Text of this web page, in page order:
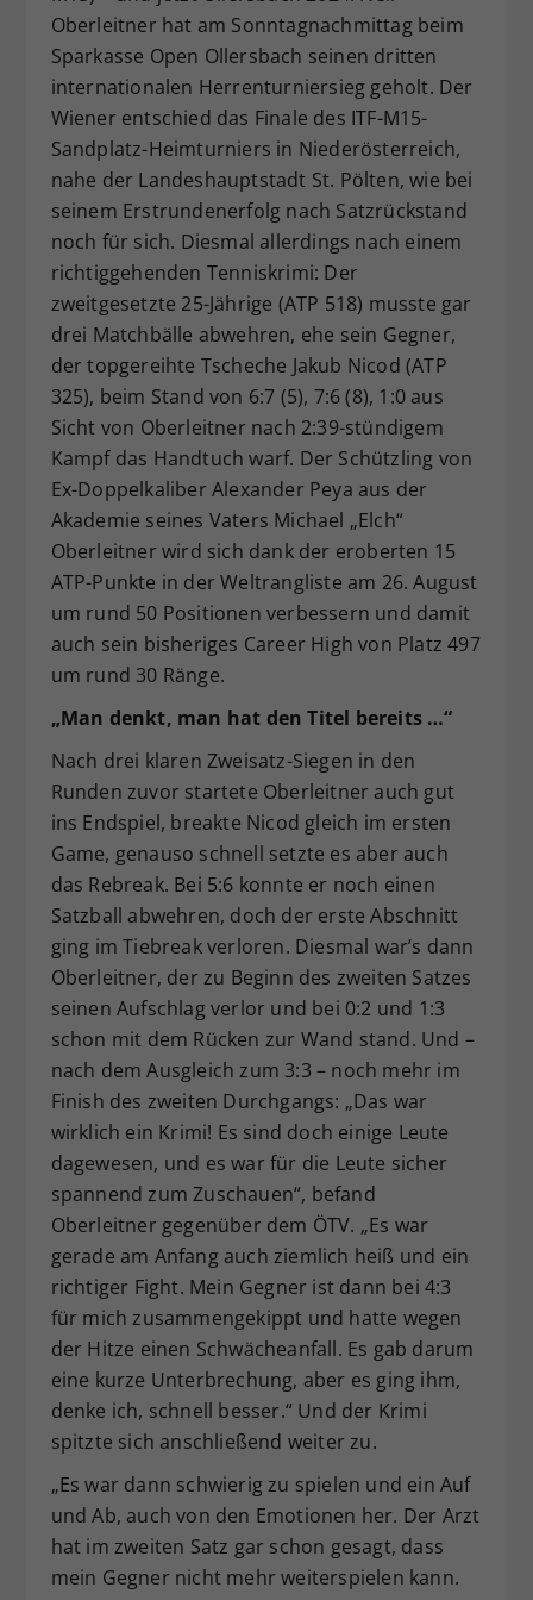
Oberleitner hat am Sonntagnachmittag beim
Sparkasse Open Ollersbach seinen dritten
internationalen Herrenturniersieg geholt. Der
Wiener entschied das Finale des ITF-M15-
Sandplatz-Heimturniers in Niederösterreich,
nahe der Landeshauptstadt St. Pölten, wie bei
seinem Erstrundenerfolg nach Satzrückstand
noch für sich. Diesmal allerdings nach einem
richtiggehenden Tenniskrimi: Der
zweitgesetzte 25-Jährige (ATP 518) musste gar
drei Matchbälle abwehren, ehe sein Gegner,
der topgereihte Tscheche Jakub Nicod (ATP
325), beim Stand von 6:7 (5), 7:6 (8), 1:0 aus
Sicht von Oberleitner nach 2:39-stündigem
Kampf das Handtuch warf. Der Schützling von
Ex-Doppelkaliber Alexander Peya aus der
Akademie seines Vaters Michael „Elch“
Oberleitner wird sich dank der eroberten 15
ATP-Punkte in der Weltrangliste am 26. August
um rund 50 Positionen verbessern und damit
auch sein bisheriges Career High von Platz 497
um rund 30 Ränge.
„Man denkt, man hat den Titel bereits …“
Nach drei klaren Zweisatz-Siegen in den
Runden zuvor startete Oberleitner auch gut
ins Endspiel, breakte Nicod gleich im ersten
Game, genauso schnell setzte es aber auch
das Rebreak. Bei 5:6 konnte er noch einen
Satzball abwehren, doch der erste Abschnitt
ging im Tiebreak verloren. Diesmal war’s dann
Oberleitner, der zu Beginn des zweiten Satzes
seinen Aufschlag verlor und bei 0:2 und 1:3
schon mit dem Rücken zur Wand stand. Und –
nach dem Ausgleich zum 3:3 – noch mehr im
Finish des zweiten Durchgangs: „Das war
wirklich ein Krimi! Es sind doch einige Leute
dagewesen, und es war für die Leute sicher
spannend zum Zuschauen“, befand
Oberleitner gegenüber dem ÖTV. „Es war
gerade am Anfang auch ziemlich heiß und ein
richtiger Fight. Mein Gegner ist dann bei 4:3
für mich zusammengekippt und hatte wegen
der Hitze einen Schwächeanfall. Es gab darum
eine kurze Unterbrechung, aber es ging ihm,
denke ich, schnell besser.“ Und der Krimi
spitzte sich anschließend weiter zu.
„Es war dann schwierig zu spielen und ein Auf
und Ab, auch von den Emotionen her. Der Arzt
hat im zweiten Satz gar schon gesagt, dass
mein Gegner nicht mehr weiterspielen kann.
Zweck
Dieser Wert speichert Ihre Consent-
Einstellungen. Unter anderem eine
zufällig generierte ID, für die
historische Speicherung Ihrer
Webseiten-Betreiber dies eingestellt
hat.